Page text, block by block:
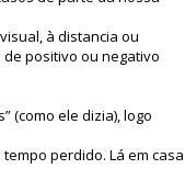
à distancia ou
positivo ou negativo
(como ele dizia), logo
perdido. Lá em casa